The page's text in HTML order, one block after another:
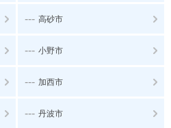
--- 高砂市
--- 小野市
--- 加西市
--- 丹波市